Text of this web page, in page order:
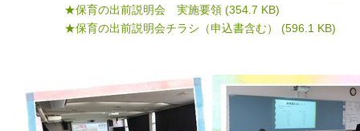
★保育の出前説明会 実施要領 (354.7 KB)
★保育の出前説明会チラシ（申込書含む） (596.1 KB)